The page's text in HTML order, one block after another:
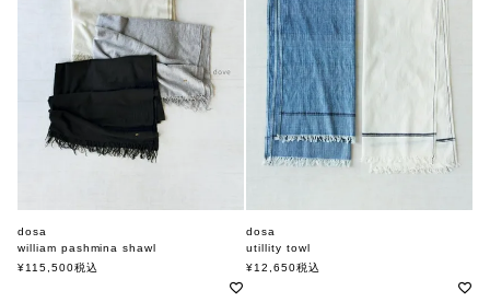
dosa
william pashmina shawl
ドーサ
¥115,500税込
dosa
utillity towl
ドーサ
¥12,650税込